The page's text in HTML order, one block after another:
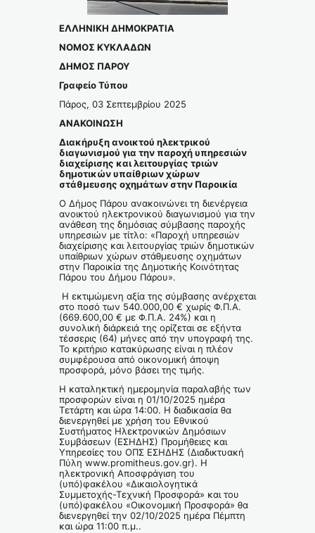
ΕΛΛΗΝΙΚΗ ΔΗΜΟΚΡΑΤΙΑ
ΝΟΜΟΣ ΚΥΚΛΑΔΩΝ
ΔΗΜΟΣ ΠΑΡΟΥ
Γραφείο Τύπου
Πάρος, 03 Σεπτεμβρίου 2025
ΑΝΑΚΟΙΝΩΣΗ
Διακήρυξη ανοικτού ηλεκτρικού
διαγωνισμού για την παροχή υπηρεσιών
διαχείρισης και λειτουργίας τριών
δημοτικών υπαίθριων χώρων
στάθμευσης οχημάτων στην Παροικία
Ο Δήμος Πάρου ανακοινώνει τη διενέργεια
ανοικτού ηλεκτρονικού διαγωνισμού για την
ανάθεση της δημόσιας σύμβασης παροχής
υπηρεσιών με τίτλο: «Παροχή υπηρεσιών
διαχείρισης και λειτουργίας τριών δημοτικών
υπαίθριων χώρων στάθμευσης οχημάτων
στην Παροικία της Δημοτικής Κοινότητας
Πάρου του Δήμου Πάρου».
Η εκτιμώμενη αξία της σύμβασης ανέρχεται
στο ποσό των 540.000,00 € χωρίς Φ.Π.Α.
(669.600,00 € με Φ.Π.Α. 24%) και η
συνολική διάρκειά της ορίζεται σε εξήντα
τέσσερις (64) μήνες από την υπογραφή της.
Το κριτήριο κατακύρωσης είναι η πλέον
συμφέρουσα από οικονομική άποψη
προσφορά, μόνο βάσει της τιμής.
Η καταληκτική ημερομηνία παραλαβής των
προσφορών είναι η 01/10/2025 ημέρα
Τετάρτη και ώρα 14:00. Η διαδικασία θα
διενεργηθεί με χρήση του Εθνικού
Συστήματος Ηλεκτρονικών Δημόσιων
Συμβάσεων (ΕΣΗΔΗΣ) Προμήθειες και
Υπηρεσίες του ΟΠΣ ΕΣΗΔΗΣ (Διαδικτυακή
Πύλη www.promitheus.gov.gr). Η
ηλεκτρονική Αποσφράγιση του
(υπό)φακέλου «Δικαιολογητικά
Συμμετοχής-Τεχνική Προσφορά» και του
(υπό)φακέλου «Οικονομική Προσφορά» θα
διενεργηθεί την 02/10/2025 ημέρα Πέμπτη
και ώρα 11:00 π.μ..